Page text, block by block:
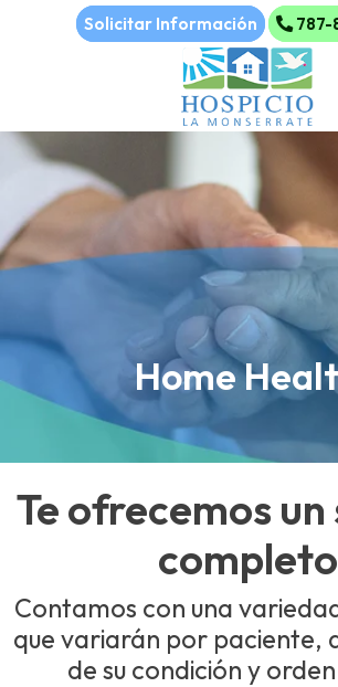
Solicitar Información 787-
Home
Te ofrecemos
completo
Contamos con una
que variarán por paciente,
de su condición y